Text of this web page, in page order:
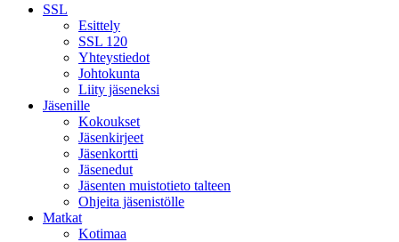
SSL
Esittely
SSL 120
Yhteystiedot
Johtokunta
Liity jäseneksi
Jäsenille
Kokoukset
Jäsenkirjeet
Jäsenkortti
Jäsenedut
Jäsenten muistotieto talteen
Ohjeita jäsenistölle
Matkat
Kotimaa